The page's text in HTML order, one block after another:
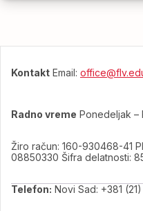
Kontakt Email:
Radno vreme Ponedeljak –
Žiro račun: 160-930468-41
08850330 Šifra delatnosti:
Telefon: Novi Sad: +381